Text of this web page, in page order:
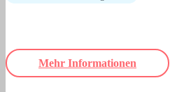
Mehr Informationen